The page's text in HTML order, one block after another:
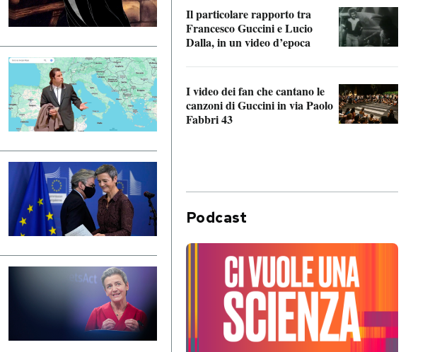
Il particolare rapporto tra
Francesco Guccini e Lucio
Dalla, in un video d’epoca
I video dei fan che cantano le
canzoni di Guccini in via Paolo
Fabbri 43
Podcast